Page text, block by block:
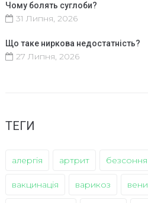
Чому болять суглоби?
31 Липня, 2026
Що таке ниркова недостатність?
27 Липня, 2026
ТЕГИ
алергія артрит безсоння
вакцинація варикоз вени